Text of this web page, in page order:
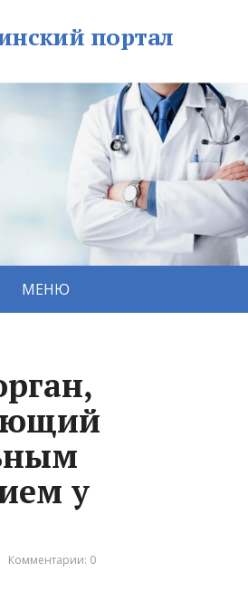
портал
МЕНЮ
у
Комментарии: 0